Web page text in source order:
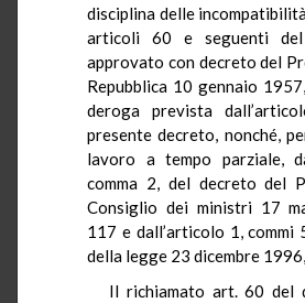
disciplina delle
articoli 60 e seguenti
approvato con decreto del
Repubblica 10 gennaio
deroga prevista
presente decreto, nonché,
lavoro a tempo parziale,
comma 2, del decreto del
Consiglio dei ministri 17
117 e dall’articolo 1, commi
della legge 23 dicembre
Il richiamato art. 60 del